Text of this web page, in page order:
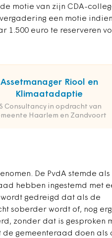
motie van zijn CDA-
een motie
1.500 euro te reserveren
Assetmanager Riool en
Klimaatadaptie
Consultancy in opdracht van
Haarlem en Zandvoort
De PvdA stemde als
hebben ingestemd met
gedreigd dat als de
soberder wordt of, nog
zonder dat is gesproken
de gemeenteraad doen als